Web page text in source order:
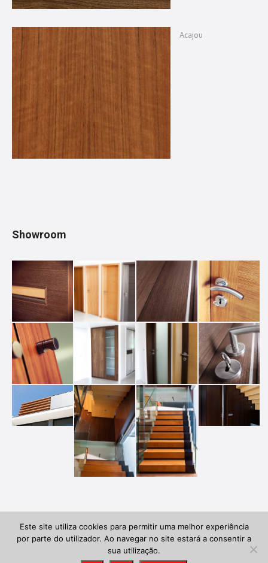
Acajou
Showroom
Copyright 2022 ©Fatamec. Development & Design by+W|CSW
Políticas de privacidade
Français
Este site utiliza cookies para permitir uma melhor experiência
por parte do utilizador. Ao navegar no site estará a consentir a
sua utilização.